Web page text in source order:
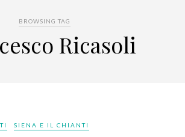
BROWSING TAG
Ricasoli
SIENA E IL CHIANTI